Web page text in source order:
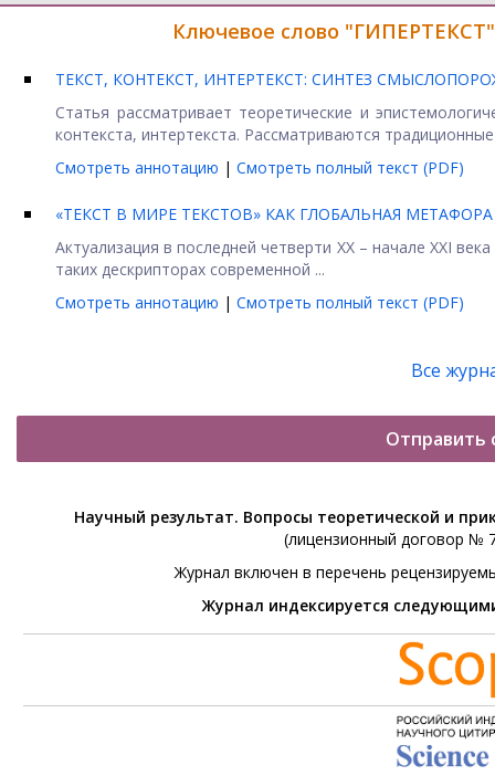
Ключевое слово
ТЕКСТ, КОНТЕКСТ, ИНТЕРТЕКСТ: СИНТЕЗ
Статья рассматривает теоретические и
контекста, интертекста. Рассматриваются
Смотреть аннотацию | Смотреть полный текст (PDF)
«ТЕКСТ В МИРЕ ТЕКСТОВ» КАК ГЛОБАЛЬНАЯ
Актуализация в последней четверти ХХ – начале ХХI
таких дескрипторах современной ...
Смотреть аннотацию | Смотреть полный текст (PDF)
Все
Отправить
Научный результат. Вопросы теоретической и
(лицензионный договор №
Журнал включен в перечень
Журнал индексируется